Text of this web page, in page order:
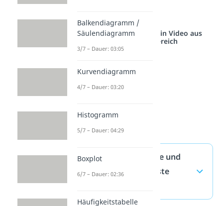
Studyflix vernetzt: Hier ein Video aus
einem anderen Bereich
Zusammenhangsmaße und
Korrelation — häufigste
Balkendiagramm /
Säulendiagramm
3/7 – Dauer: 03:05
Kurvendiagramm
4/7 – Dauer: 03:20
Histogramm
5/7 – Dauer: 04:29
Boxplot
6/7 – Dauer: 02:36
Häufigkeitstabelle